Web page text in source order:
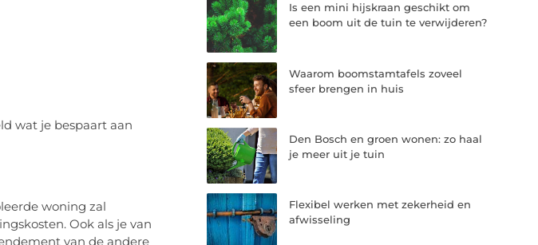
wat je bespaart aan
woning zal
Ook als je van
van de andere
Is een mini hijskraan geschikt om
een boom uit de tuin te verwijderen?
Waarom boomstamtafels zoveel
sfeer brengen in huis
Den Bosch en groen wonen: zo haal
je meer uit je tuin
Flexibel werken met zekerheid en
afwisseling